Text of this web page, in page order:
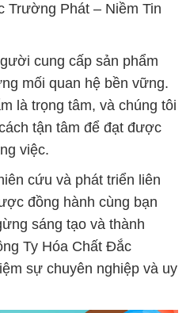
Trường Phát – Niềm Tin
cung cấp sản phẩm
mối quan hệ bền vững.
là trọng tâm, và chúng tôi
tận tâm để đạt được
việc.
cứu và phát triển liên
đồng hành cùng bạn
sáng tạo và thành
Ty Hóa Chất Đắc
sự chuyên nghiệp và uy